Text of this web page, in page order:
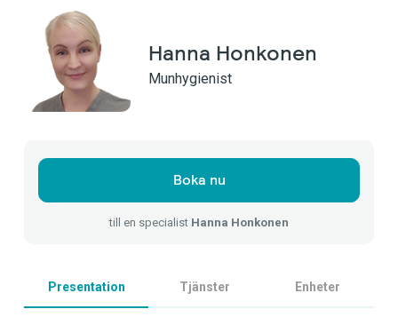
Hanna Honkonen
Munhygienist
Boka nu
till en specialist Hanna Honkonen
Presentation Tjänster Enheter